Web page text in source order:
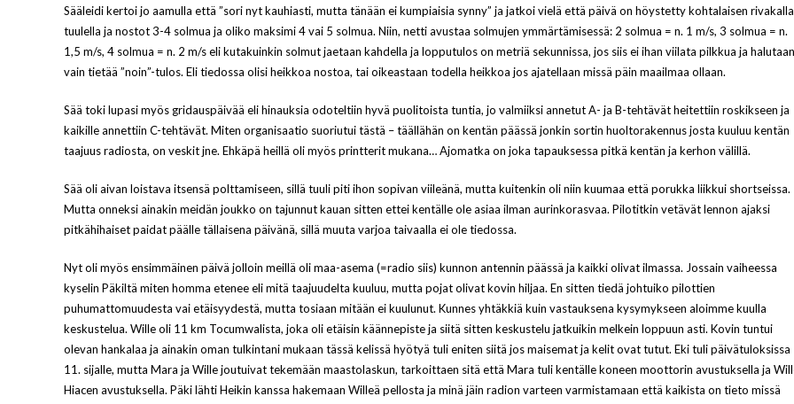
Sääleidi kertoi jo aamulla että ”sori nyt kauhiasti, mutta tänään ei kumpiaisia synny” ja jatkoi vielä että päivä on höystetty kohtalaisen rivakalla
tuulella ja nostot 3-4 solmua ja oliko maksimi 4 vai 5 solmua. Niin, netti avustaa solmujen ymmärtämisessä: 2 solmua = n. 1 m/s, 3 solmua = n.
1,5 m/s, 4 solmua = n. 2 m/s eli kutakuinkin solmut jaetaan kahdella ja lopputulos on metriä sekunnissa, jos siis ei ihan viilata pilkkua ja halutaan
vain tietää ”noin”-tulos. Eli tiedossa olisi heikkoa nostoa, tai oikeastaan todella heikkoa jos ajatellaan missä päin maailmaa ollaan.
Sää toki lupasi myös gridauspäivää eli hinauksia odoteltiin hyvä puolitoista tuntia, jo valmiiksi annetut A- ja B-tehtävät heitettiin roskikseen ja
kaikille annettiin C-tehtävät. Miten organisaatio suoriutui tästä – täällähän on kentän päässä jonkin sortin huoltorakennus josta kuuluu kentän
taajuus radiosta, on veskit jne. Ehkäpä heillä oli myös printterit mukana… Ajomatka on joka tapauksessa pitkä kentän ja kerhon välillä.
Sää oli aivan loistava itsensä polttamiseen, sillä tuuli piti ihon sopivan viileänä, mutta kuitenkin oli niin kuumaa että porukka liikkui shortseissa.
Mutta onneksi ainakin meidän joukko on tajunnut kauan sitten ettei kentälle ole asiaa ilman aurinkorasvaa. Pilotitkin vetävät lennon ajaksi
pitkähihaiset paidat päälle tällaisena päivänä, sillä muuta varjoa taivaalla ei ole tiedossa.
Nyt oli myös ensimmäinen päivä jolloin meillä oli maa-asema (=radio siis) kunnon antennin päässä ja kaikki olivat ilmassa. Jossain vaiheessa
kyselin Päkiltä miten homma etenee eli mitä taajuudelta kuuluu, mutta pojat olivat kovin hiljaa. En sitten tiedä johtuiko pilottien
puhumattomuudesta vai etäisyydestä, mutta tosiaan mitään ei kuulunut. Kunnes yhtäkkiä kuin vastauksena kysymykseen aloimme kuulla
keskustelua. Wille oli 11 km Tocumwalista, joka oli etäisin käännepiste ja siitä sitten keskustelu jatkuikin melkein loppuun asti. Kovin tuntui
olevan hankalaa ja ainakin oman tulkintani mukaan tässä kelissä hyötyä tuli eniten siitä jos maisemat ja kelit ovat tutut. Eki tuli päivätuloksissa
11. sijalle, mutta Mara ja Wille joutuivat tekemään maastolaskun, tarkoittaen sitä että Mara tuli kentälle koneen moottorin avustuksella ja
Hiacen avustuksella. Päki lähti Heikin kanssa hakemaan Willeä pellosta ja minä jäin radion varteen varmistamaan että kaikista on tieto missä